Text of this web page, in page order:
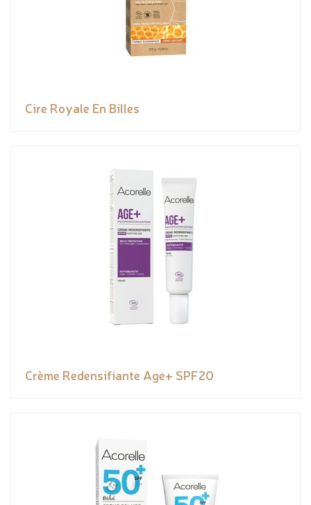
Cire Royale En Billes
Crème Redensifiante Age+ SPF20